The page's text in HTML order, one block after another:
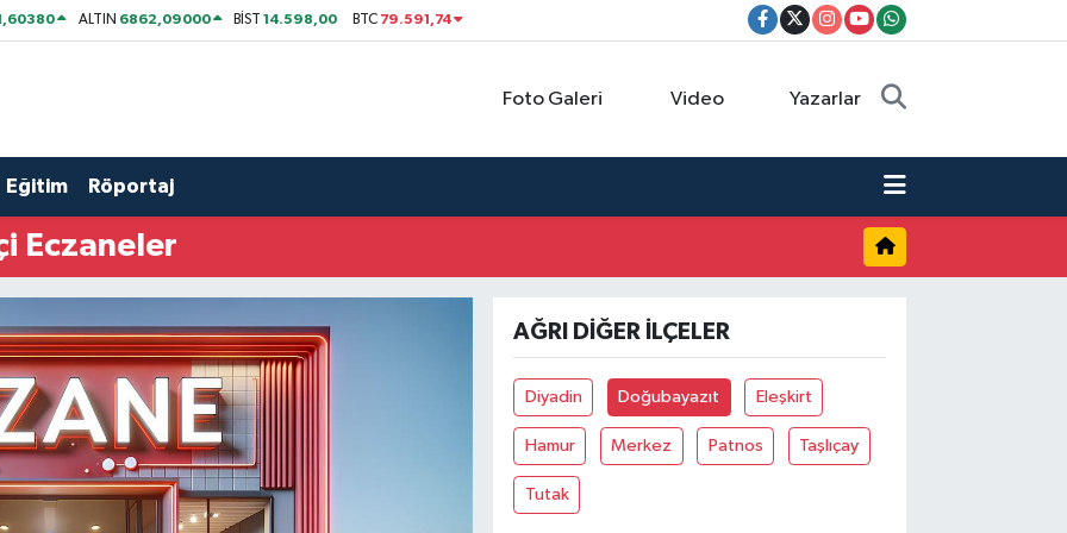
ALTIN 6862,09000 BİST14.598,00 BTC 79.591,74
Foto Galeri Video Yazarlar
Eğitim Röportaj
Eczaneler
AĞRI DIĞER İLÇELER
Diyadin Doğubayazıt Eleşkirt
Hamur Merkez Patnos Taşlıçay
Tutak